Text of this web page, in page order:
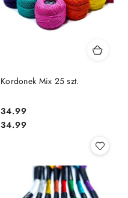
Kordonek Mix 25 szt.
Cena:
34.99
Cena:
34.99